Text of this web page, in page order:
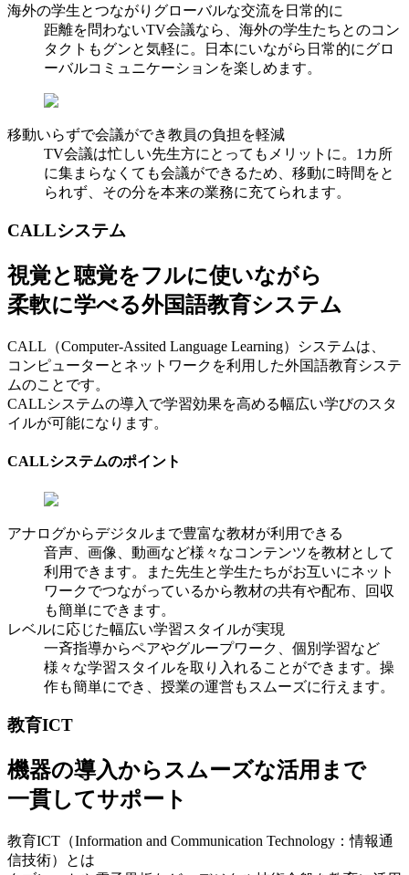
海外の学生とつながりグローバルな交流を日常的に
距離を問わないTV会議なら、海外の学生たちとのコン
タクトもグンと気軽に。日本にいながら日常的にグロ
ーバルコミュニケーションを楽しめます。
移動いらずで会議ができ教員の負担を軽減
TV会議は忙しい先生方にとってもメリットに。1カ所
に集まらなくても会議ができるため、移動に時間をと
られず、その分を本来の業務に充てられます。
CALLシステム
視覚と聴覚をフルに使いながら
柔軟に学べる外国語教育システム
CALL（Computer-Assited Language Learning）システムは、
コンピューターとネットワークを利用した外国語教育システ
ムのことです。
CALLシステムの導入で学習効果を高める幅広い学びのスタ
イルが可能になります。
CALLシステムのポイント
アナログからデジタルまで豊富な教材が利用できる
音声、画像、動画など様々なコンテンツを教材として
利用できます。また先生と学生たちがお互いにネット
ワークでつながっているから教材の共有や配布、回収
も簡単にできます。
レベルに応じた幅広い学習スタイルが実現
一斉指導からペアやグループワーク、個別学習など
様々な学習スタイルを取り入れることができます。操
作も簡単にでき、授業の運営もスムーズに行えます。
教育ICT
機器の導入からスムーズな活用まで
一貫してサポート
教育ICT（Information and Communication Technology：情報通
信技術）とは